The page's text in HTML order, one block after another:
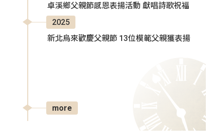
卓溪鄉父親節感恩表揚活動 獻唱詩歌祝福
2025
新北烏來歡慶父親節 13位模範父親獲表揚
more